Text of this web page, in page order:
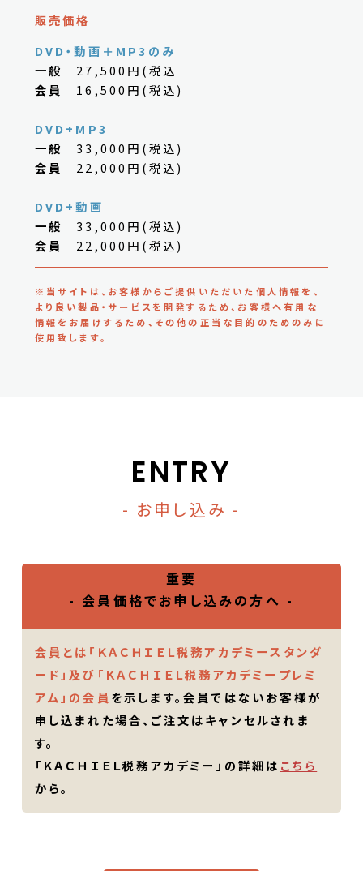
販売価格
DVD・動画＋MP3のみ
一般
27,500円(税込
会員
16,500円(税込)
DVD+MP3
一般
33,000円(税込)
会員
22,000円(税込)
DVD+動画
一般
33,000円(税込)
会員
22,000円(税込)
※当サイトは、お客様からご提供いただいた個人情報を、
より良い製品・サービスを開発するため、お客様へ有用な
情報をお届けするため、その他の正当な目的のためのみに
使用致します。
ENTRY
- お申し込み -
重要
- 会員価格でお申し込みの方へ -
会員とは「ＫＡＣＨＩＥＬ税務アカデミースタンダ
ード」及び「ＫＡＣＨＩＥＬ税務アカデミープレミ
アム」の会員 を示します。会員ではないお客様が
申し込まれた場合、ご注文はキャンセルされま
す。
「ＫＡＣＨＩＥＬ税務アカデミー」の詳細は こちら
から。